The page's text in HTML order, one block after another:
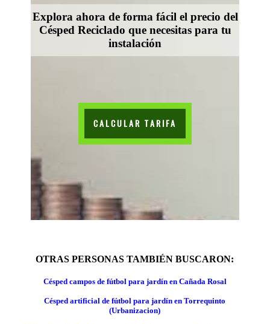
Explora ahora de forma fácil el precio del
Césped Reciclado que necesitas para tu
instalación
CALCULAR TARIFA
OTRAS PERSONAS TAMBIÉN BUSCARON:
Césped campos de fútbol para jardín en Cañada Rosal
Césped artificial de fútbol para jardín en Torrequinto
(Urbanizacion)